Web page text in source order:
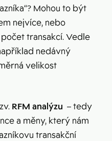
Mohou to být
nejvíce, nebo
transakcí. Vedle
nedávný
velikost
RFM analýzu – tedy
a měny, který nám
transakční